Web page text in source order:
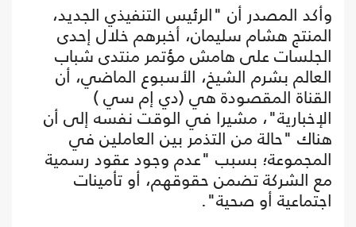
وأكد المصدر أن "الرئيس التنفيذي الجديد،
المنتج هشام سليمان، أخبرهم خلال إحدى
الجلسات على هامش مؤتمر منتدى شباب
العالم بشرم الشيخ، الأسبوع الماضي، أن
القناة المقصودة هي (دي إم سي )
الإخبارية"، مشيرا في الوقت نفسه إلى أن
هناك "حالة من التذمر بين العاملين في
المجموعة؛ بسبب "عدم وجود عقود رسمية
مع الشركة تضمن حقوقهم، أو تأمينات
اجتماعية أو صحية".